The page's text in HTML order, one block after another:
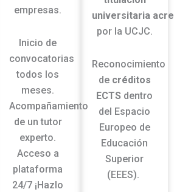
empresas.
Inicio de
convocatorias
todos los
meses.
Acompañamiento
de un tutor
experto.
Acceso a
plataforma
24/7 ¡Hazlo
universitaria
por la UCJC.
Reconocimiento
de créditos
ECTS dentro
del Espacio
Europeo de
Educación
Superior
(EEES).